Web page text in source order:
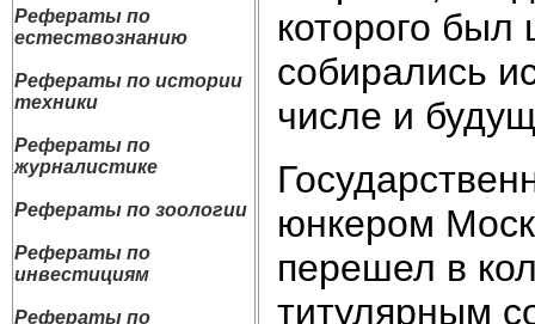
Рефераты по
естествознанию
Рефераты по истории
техники
Рефераты по
журналистике
Рефераты по зоологии
Рефераты по
инвестициям
Рефераты по
которого был
собирались
числе и
юнкером
перешел в
титулярным